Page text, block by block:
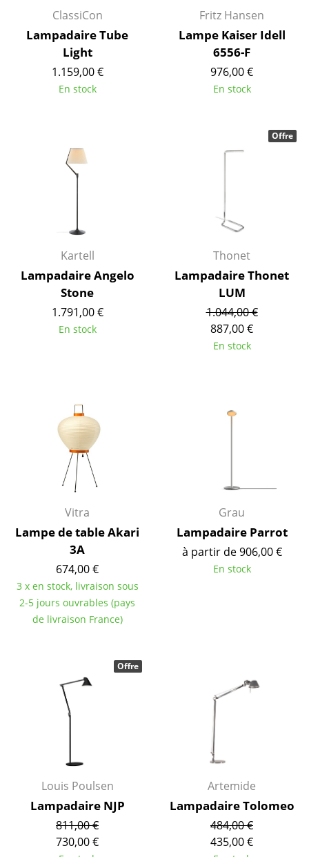
Lits doubles
Lits simples
Lits empilables
Lits enfants
... voir tous les lits
Accessoires
Figurines & Miniatures
Plateaux
Couvertures
Coussins
Rideaux
... voir tous les accessoires
Maison
Salon et Salle de séjour
Chambre à coucher
Chambre enfant
Bureau
Salle de Bain
Cellier & Buanderie
Jardin & Balcon
ClassiCon
Lampadaire Tube
Light
1.159,00 €
En stock
Fritz Hansen
Lampe Kaiser Idell
6556-F
976,00 €
En stock
Kartell
Lampadaire Angelo
Stone
1.791,00 €
En stock
Thonet
Lampadaire Thonet
LUM
1.044,00 €
887,00 €
En stock
Offre
Vitra
Lampe de table Akari
3A
674,00 €
3 x en stock, livraison sous
2-5 jours ouvrables (pays
de livraison France)
Grau
Lampadaire Parrot
à partir de 906,00 €
En stock
Louis Poulsen
Lampadaire NJP
811,00 €
730,00 €
Offre
Artemide
Lampadaire Tolomeo
484,00 €
435,00 €